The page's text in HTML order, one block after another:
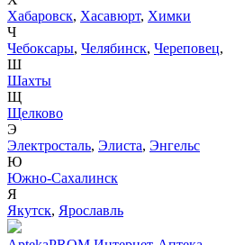
Хабаровск, Хасавюрт, Химки
Ч
Чебоксары, Челябинск, Череповец,
Ш
Шахты
Щ
Щелково
Э
Электросталь, Элиста, Энгельс
Ю
Южно-Сахалинск
Я
Якутск, Ярославль